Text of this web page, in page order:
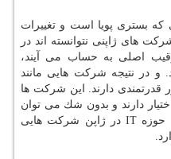
بستری پویا است و تغییرات
های ژاپنی نتوانسته اند در
اصلی به حساب می آیند،
و در نتیجه شركت هایی مانند
دارند. این شركت ها
دارند و بدون شك می توان
گفت باوجود رشد و توسعه فراوان حوزه IT در ژاپن شركت هایی